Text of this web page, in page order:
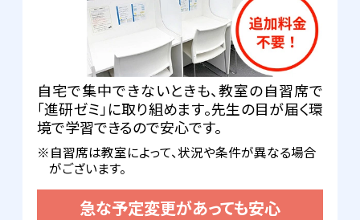
自宅で集中できないときも、教室の自習席で
「進研ゼミ」に取り組めます。先生の目が届く環
境で学習できるので安心です。
※自習席は教室によって、状況や条件が異なる場合
がございます。
急な予定変更があっても安心